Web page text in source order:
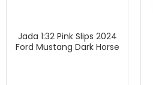
Jada 1:32 Pink Slips 2024
Ford Mustang Dark Horse